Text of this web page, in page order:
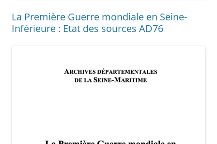
La Première Guerre mondiale en Seine-
Inférieure : Etat des sources AD76